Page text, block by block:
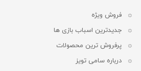
فروش ویژه
جدیدترین اسباب بازی ها
پرفروش ترین محصولات
درباره سامی تویز